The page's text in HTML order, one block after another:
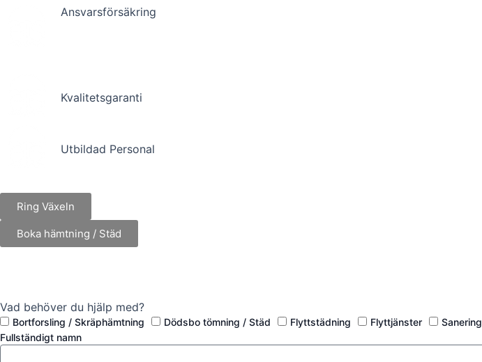
Ansvarsförsäkring
Kvalitetsgaranti
Utbildad Personal
Ring Växeln
Boka hämtning / Städ
Vad behöver du hjälp med?
Bortforsling / Skräphämtning Dödsbo tömning / Städ Flyttstädning Flyttjänster Sanering
Fullständigt namn